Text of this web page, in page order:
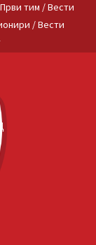
Први тим / Вести
/ Вести